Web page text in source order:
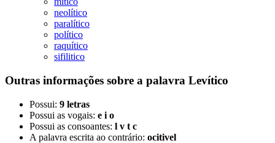
neolítico
paralítico
político
raquítico
sifilitico
Outras informações sobre a palavra Levítico
Possui: 9 letras
Possui as vogais: e i o
Possui as consoantes: l v t c
A palavra escrita ao contrário: ocitivel